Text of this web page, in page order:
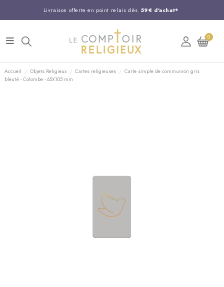
Livraison offerte en point relais dès 59€ d'achat*
Entreprise Française familiale
Support client disponible au 03 20 24 74 15
Commandez avant 14H, expédition le jour même !
0
Accueil Objets Religieux Cartes religieuses
Carte simple de communion gris
bleuté - Colombe - 65X105 mm